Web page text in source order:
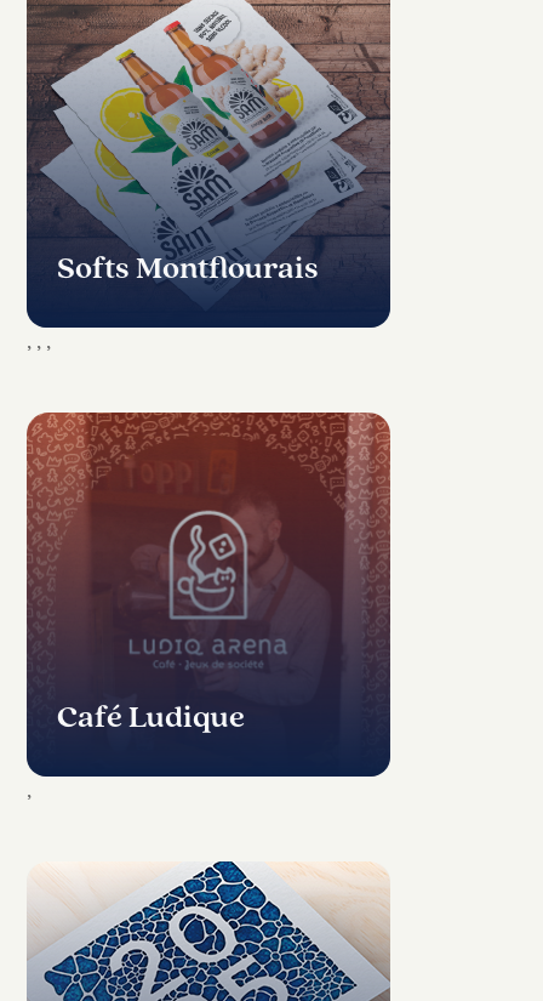
Softs Montflourais
, ,,
Café Ludique
,